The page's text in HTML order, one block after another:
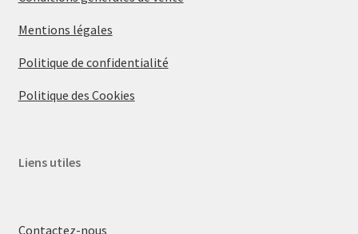
Mentions légales
Politique de confidentialité
Politique des Cookies
Liens utiles
Contactez-nous